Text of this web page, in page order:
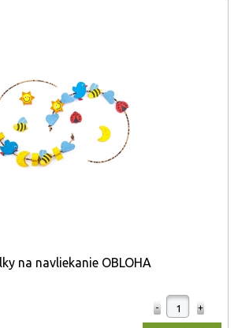
na navliekanie OBLOHA